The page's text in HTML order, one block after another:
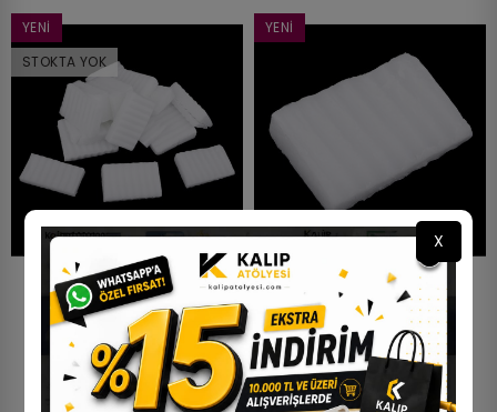
YENI
STOKTA YOK
Yerli Parafin Mum 10 KG
1.340,00 TL
YENI
Yerli Parafin Mum 25 KG
3.200,00 TL
X